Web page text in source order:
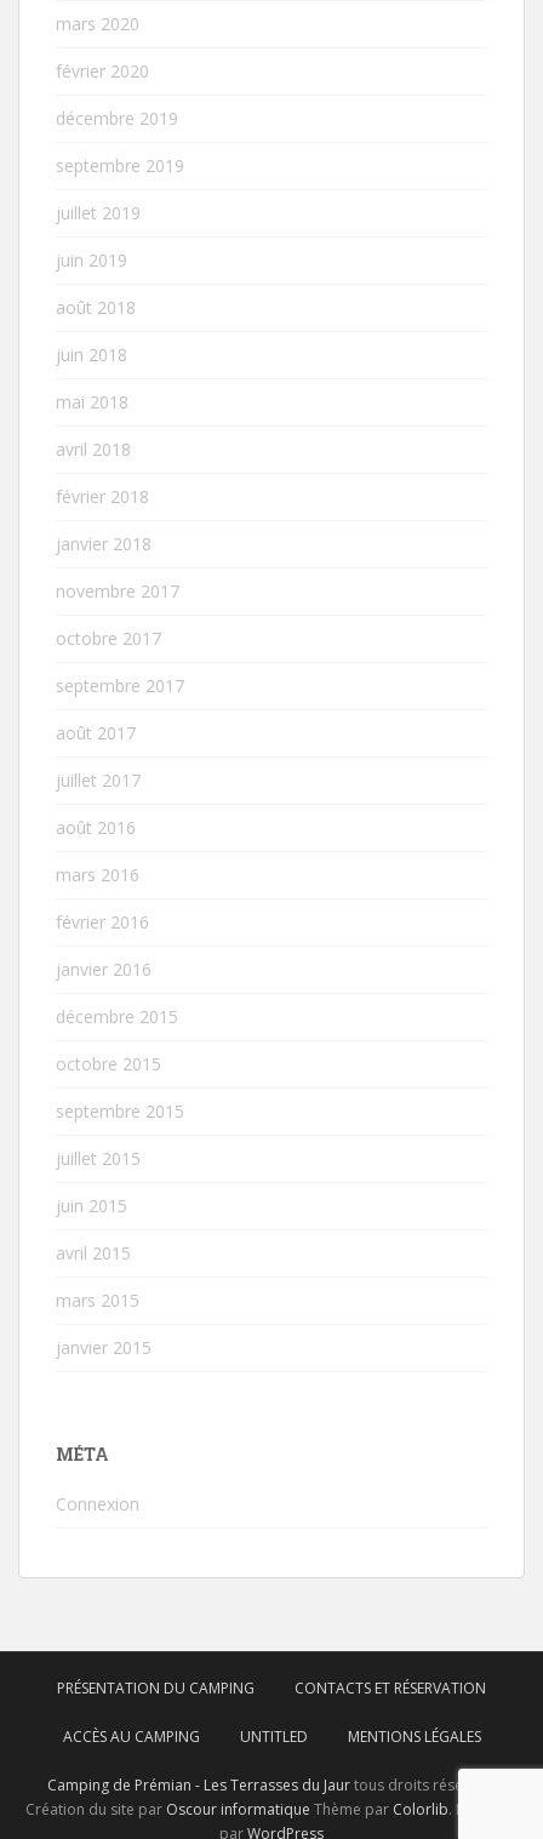
mars 2020
février 2020
décembre 2019
septembre 2019
juillet 2019
juin 2019
août 2018
juin 2018
mai 2018
avril 2018
février 2018
janvier 2018
novembre 2017
octobre 2017
septembre 2017
août 2017
juillet 2017
août 2016
mars 2016
février 2016
janvier 2016
décembre 2015
octobre 2015
septembre 2015
juillet 2015
juin 2015
avril 2015
mars 2015
janvier 2015
MÉTA
Connexion
PRÉSENTATION DU CAMPING CONTACTS ET RÉSERVATION
ACCÈS AU CAMPING UNTITLED MENTIONS LÉGALES
Camping de Prémian - Les Terrasses du Jaurtous droits réservés.
Création du site par Oscour informatique Thème par Colorlib. Propulsé
parWordPress